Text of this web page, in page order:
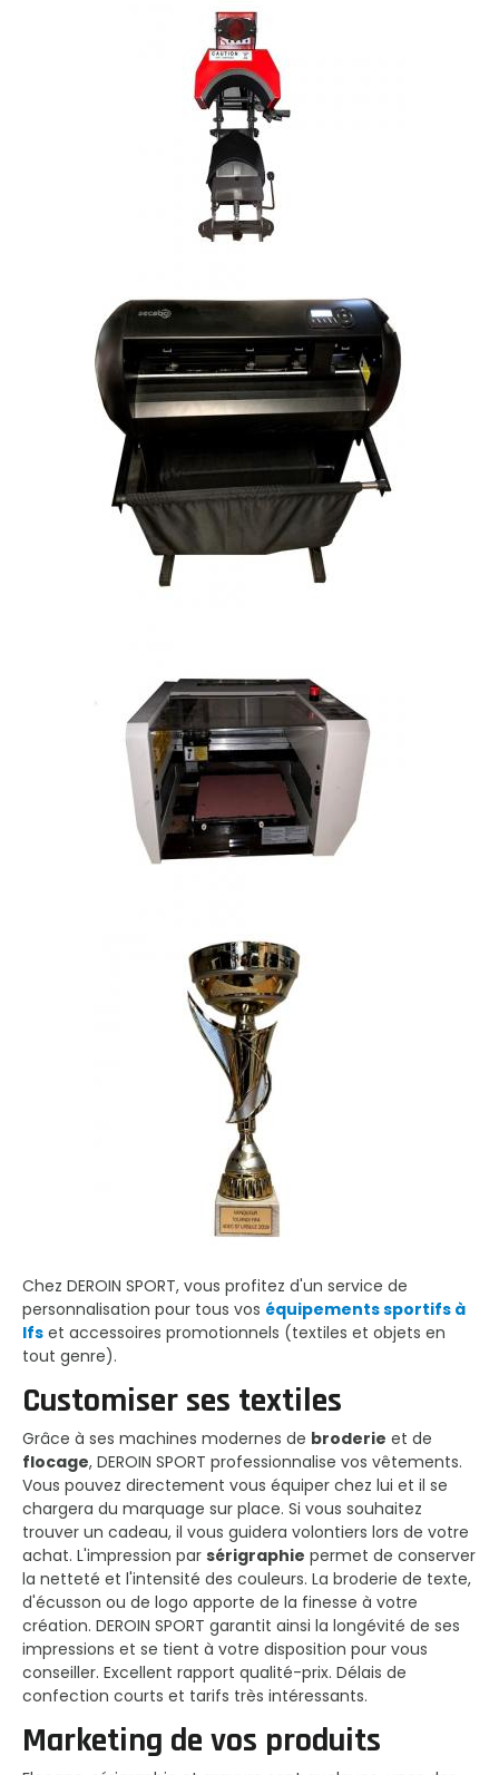
Chez DEROIN SPORT, vous profitez d'un service de
personnalisation pour tous vos équipements sportifs à
Ifs et accessoires promotionnels (textiles et objets en
tout genre).
Customiser ses textiles
Grâce à ses machines modernes de broderie et de
flocage, DEROIN SPORT professionnalise vos vêtements.
Vous pouvez directement vous équiper chez lui et il se
chargera du marquage sur place. Si vous souhaitez
trouver un cadeau, il vous guidera volontiers lors de votre
achat. L'impression par sérigraphie permet de conserver
la netteté et l'intensité des couleurs. La broderie de texte,
d'écusson ou de logo apporte de la finesse à votre
création. DEROIN SPORT garantit ainsi la longévité de ses
impressions et se tient à votre disposition pour vous
conseiller. Excellent rapport qualité-prix. Délais de
confection courts et tarifs très intéressants.
Marketing de vos produits